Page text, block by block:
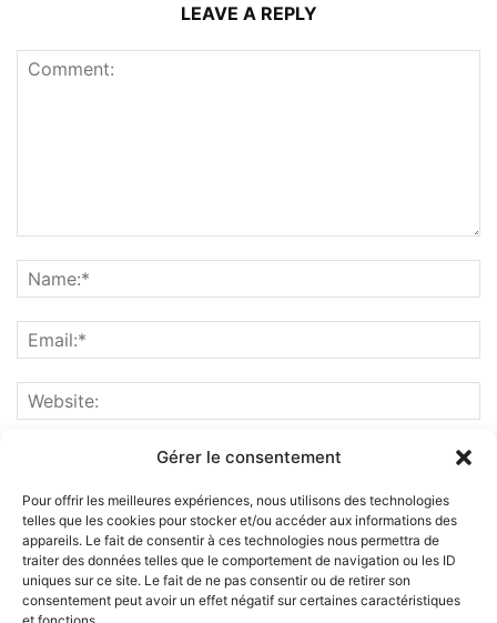
Gérer le consentement
Pour offrir les meilleures expériences, nous utilisons des technologies
telles que les cookies pour stocker et/ou accéder aux informations des
appareils. Le fait de consentir à ces technologies nous permettra de
traiter des données telles que le comportement de navigation ou les ID
uniques sur ce site. Le fait de ne pas consentir ou de retirer son
consentement peut avoir un effet négatif sur certaines caractéristiques
LEAVE A REPLY